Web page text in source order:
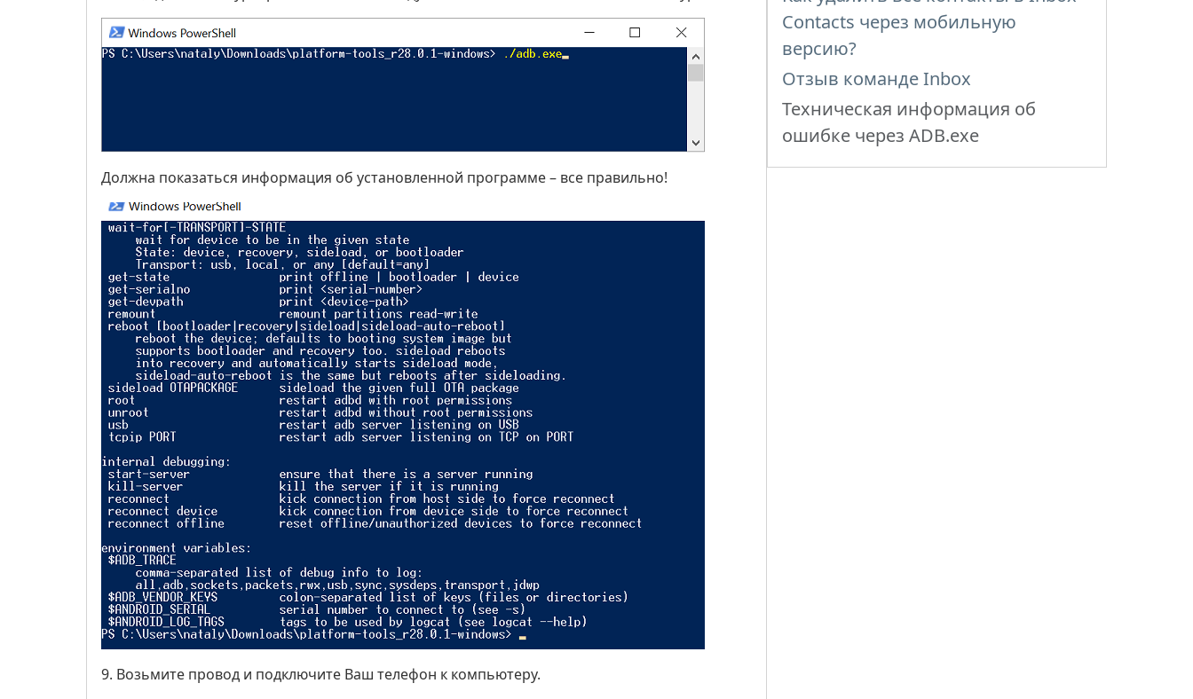
Должна показаться информация об установленной программе – все правильно!
9. Возьмите провод и подключите Ваш телефон к компьютеру.
Contacts через мобильную
версию?
Отзыв команде Inbox
Техническая информация об
ошибке через ADB.exe